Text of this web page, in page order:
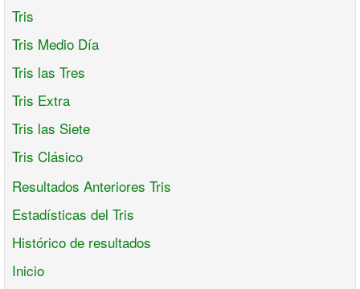
Tris
Tris Medio Día
Tris las Tres
Tris Extra
Tris las Siete
Tris Clásico
Resultados Anteriores Tris
Estadísticas del Tris
Histórico de resultados
Inicio